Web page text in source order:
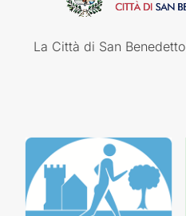
La Città di San